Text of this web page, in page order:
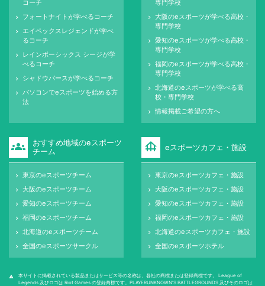
コーチ
keyboard_arrow_right フォートナイトが学べるコーチ
keyboard_arrow_right
エイペックスレジェンドが学べ
るコーチ
keyboard_arrow_right
レインボーシックス シージが学
べるコーチ
keyboard_arrow_right シャドウバースが学べるコーチ
keyboard_arrow_right
パソコンでeスポーツを始める方
法
専門学校
keyboard_arrow_right
大阪のeスポーツが学べる高校・
専門学校
keyboard_arrow_right
愛知のeスポーツが学べる高校・
専門学校
keyboard_arrow_right
福岡のeスポーツが学べる高校・
専門学校
keyboard_arrow_right
北海道のeスポーツが学べる高
校・専門学校
keyboard_arrow_right 情報掲載ご希望の方へ
groups
おすすめ地域のeスポーツ
チーム
keyboard_arrow_right 東京のeスポーツチーム
keyboard_arrow_right 大阪のeスポーツチーム
keyboard_arrow_right 愛知のeスポーツチーム
keyboard_arrow_right 福岡のeスポーツチーム
keyboard_arrow_right 北海道のeスポーツチーム
keyboard_arrow_right 全国のeスポーツサークル
foundation eスポーツカフェ・施設
keyboard_arrow_right 東京のeスポーツカフェ・施設
keyboard_arrow_right 大阪のeスポーツカフェ・施設
keyboard_arrow_right 愛知のeスポーツカフェ・施設
keyboard_arrow_right 福岡のeスポーツカフェ・施設
keyboard_arrow_right 北海道のeスポーツカフェ・施設
keyboard_arrow_right 全国のeスポーツホテル
warning
本サイトに掲載されている製品またはサービス等の名称は、各社の商標または登録商標です。 League of
Legends 及びロゴは Riot Games の登録商標です。PLAYERUNKNOWN'S BATTLEGROUNDS 及びそのロゴは